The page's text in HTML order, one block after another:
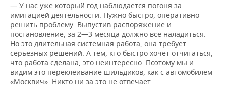
— У нас уже который год наблюдается погоня за
имитацией деятельности. Нужно быстро, оперативно
решить проблему. Выпустив распоряжение и
постановление, за 2—3 месяца должно все наладиться.
Но это длительная системная работа, она требует
серьезных решений. А тем, кто быстро хочет отчитаться,
что работа сделана, это неинтересно. Поэтому мы и
видим это переклеивание шильдиков, как с автомобилем
«Москвич». Никто ни за это не отвечает.